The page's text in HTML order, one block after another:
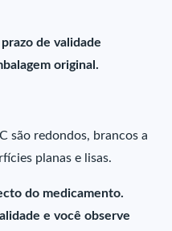
de validade
original.
são redondos, brancos a
planas e lisas.
do medicamento.
e você observe